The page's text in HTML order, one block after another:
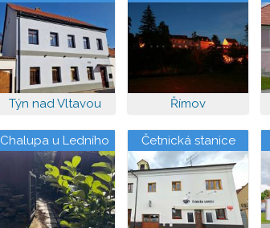
Vltavy (Kořensko)
Týn nad Vltavou Římov
Chalupa u Ledního
Medvěda
Četnická stanice